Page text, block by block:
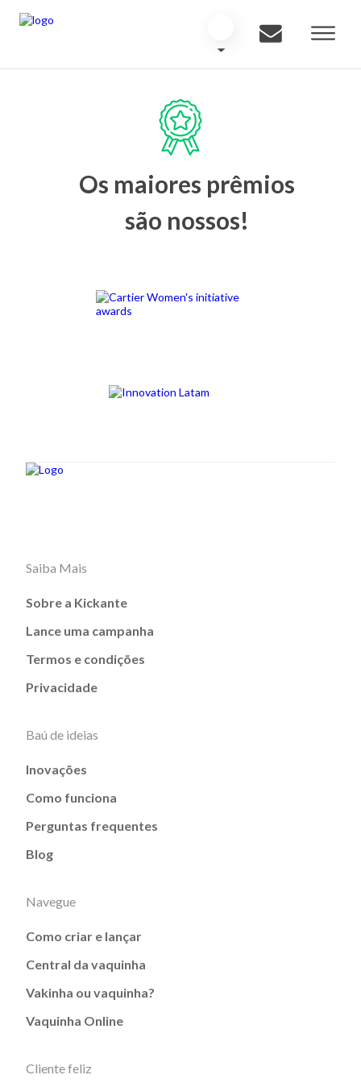
Os maiores prêmios
são nossos!
Saiba Mais
Sobre a Kickante
Lance uma campanha
Termos e condições
Privacidade
Baú de ideias
Inovações
Como funciona
Perguntas frequentes
Blog
Navegue
Como criar e lançar
Central da vaquinha
Vakinha ou vaquinha?
Vaquinha Online
Cliente feliz